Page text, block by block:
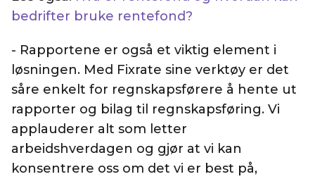
bedrifter bruke rentefond?
- Rapportene er også et viktig element i
løsningen. Med Fixrate sine verktøy er det
såre enkelt for regnskapsførere å hente ut
rapporter og bilag til regnskapsføring. Vi
applauderer alt som letter
arbeidshverdagen og gjør at vi kan
konsentrere oss om det vi er best på,